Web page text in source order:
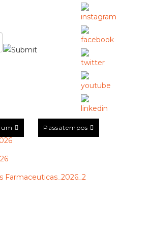
Passatempos